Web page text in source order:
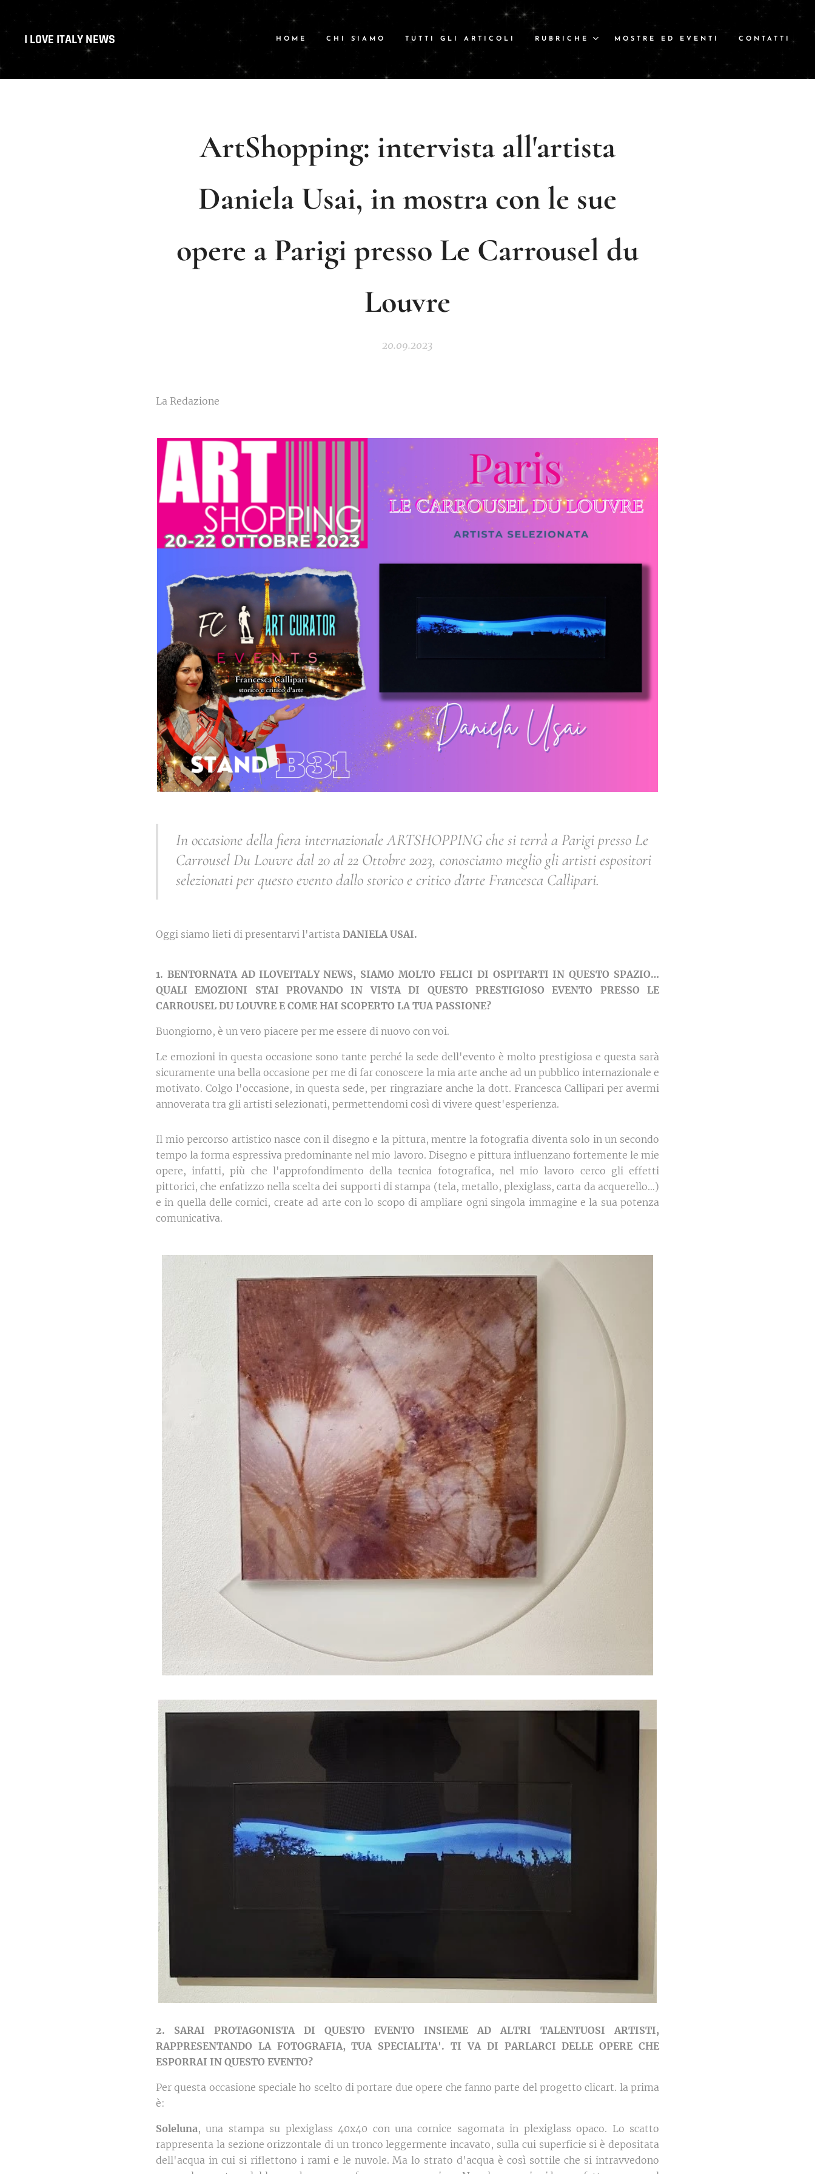
I LOVE ITALY NEWS HOME CHI SIAMO TUTTI GLI ARTICOLI RUBRICHE MOSTRE ED EVENTI CONTATTI
ArtShopping: intervista all'artista
Daniela Usai, in mostra con le sue
opere a Parigi presso Le Carrousel du
Louvre
20.09.2023
La Redazione
In occasione della fiera internazionale ARTSHOPPING che si terrà a Parigi presso Le
Carrousel Du Louvre dal 20 al 22 Ottobre 2023, conosciamo meglio gli artisti espositori
selezionati per questo evento dallo storico e critico d'arte Francesca Callipari.
Oggi siamo lieti di presentarvi l'artista DANIELA USAI.
1. BENTORNATA AD ILOVEITALY NEWS, SIAMO MOLTO FELICI DI OSPITARTI IN QUESTO SPAZIO…
QUALI EMOZIONI STAI PROVANDO IN VISTA DI QUESTO PRESTIGIOSO EVENTO PRESSO LE
CARROUSEL DU LOUVRE E COME HAI SCOPERTO LA TUA PASSIONE?
Buongiorno, è un vero piacere per me essere di nuovo con voi.
Le emozioni in questa occasione sono tante perché la sede dell'evento è molto prestigiosa e questa sarà
sicuramente una bella occasione per me di far conoscere la mia arte anche ad un pubblico internazionale e
motivato. Colgo l'occasione, in questa sede, per ringraziare anche la dott. Francesca Callipari per avermi
annoverata tra gli artisti selezionati, permettendomi così di vivere quest'esperienza.
Il mio percorso artistico nasce con il disegno e la pittura, mentre la fotografia diventa solo in un secondo
tempo la forma espressiva predominante nel mio lavoro. Disegno e pittura influenzano fortemente le mie
opere, infatti, più che l'approfondimento della tecnica fotografica, nel mio lavoro cerco gli effetti
pittorici, che enfatizzo nella scelta dei supporti di stampa (tela, metallo, plexiglass, carta da acquerello…)
e in quella delle cornici, create ad arte con lo scopo di ampliare ogni singola immagine e la sua potenza
comunicativa.
2. SARAI PROTAGONISTA DI QUESTO EVENTO INSIEME AD ALTRI TALENTUOSI ARTISTI,
RAPPRESENTANDO LA FOTOGRAFIA, TUA SPECIALITA'. TI VA DI PARLARCI DELLE OPERE CHE
ESPORRAI IN QUESTO EVENTO?
Per questa occasione speciale ho scelto di portare due opere che fanno parte del progetto clicart. la prima
è:
Soleluna, una stampa su plexiglass 40x40 con una cornice sagomata in plexiglass opaco. Lo scatto
rappresenta la sezione orizzontale di un tronco leggermente incavato, sulla cui superficie si è depositata
dell'acqua in cui si riflettono i rami e le nuvole. Ma lo strato d'acqua è così sottile che si intravvedono